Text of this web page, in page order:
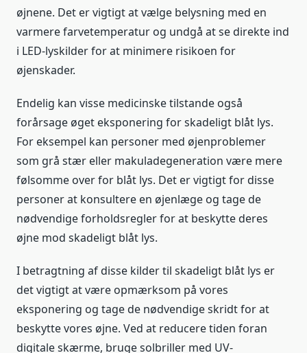
øjnene. Det er vigtigt at vælge belysning med en
varmere farvetemperatur og undgå at se direkte ind
i LED-lyskilder for at minimere risikoen for
øjenskader.
Endelig kan visse medicinske tilstande også
forårsage øget eksponering for skadeligt blåt lys.
For eksempel kan personer med øjenproblemer
som grå stær eller makuladegeneration være mere
følsomme over for blåt lys. Det er vigtigt for disse
personer at konsultere en øjenlæge og tage de
nødvendige forholdsregler for at beskytte deres
øjne mod skadeligt blåt lys.
I betragtning af disse kilder til skadeligt blåt lys er
det vigtigt at være opmærksom på vores
eksponering og tage de nødvendige skridt for at
beskytte vores øjne. Ved at reducere tiden foran
digitale skærme, bruge solbriller med UV-